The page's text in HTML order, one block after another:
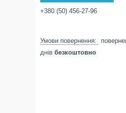
+380 (50) 456-27-96
днів безкоштовно